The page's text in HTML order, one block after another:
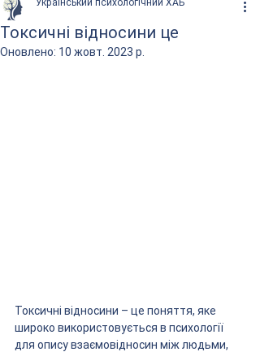
Токсичні відносини це
Український психологічний ХАБ
Оновлено: 10 жовт. 2023 р.
Токсичні відносини – це поняття, яке
широко використовується в психології
для опису взаємовідносин між людьми,